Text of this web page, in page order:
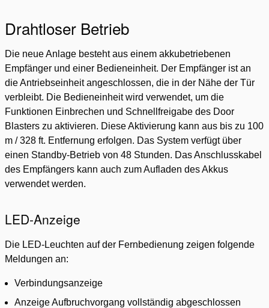
Drahtloser Betrieb
Die neue Anlage besteht aus einem akkubetriebenen
Empfänger und einer Bedieneinheit. Der Empfänger ist an
die Antriebseinheit angeschlossen, die in der Nähe der Tür
verbleibt. Die Bedieneinheit wird verwendet, um die
Funktionen Einbrechen und Schnellfreigabe des Door
Blasters zu aktivieren. Diese Aktivierung kann aus bis zu 100
m / 328 ft. Entfernung erfolgen. Das System verfügt über
einen Standby-Betrieb von 48 Stunden. Das Anschlusskabel
des Empfängers kann auch zum Aufladen des Akkus
verwendet werden.
LED-Anzeige
Die LED-Leuchten auf der Fernbedienung zeigen folgende
Meldungen an:
Verbindungsanzeige
Anzeige Aufbruchvorgang vollständig abgeschlossen